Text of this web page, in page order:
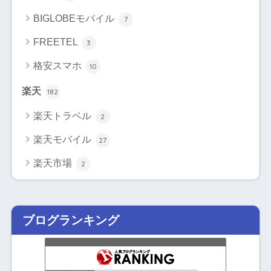
BIGLOBEモバイル 7
FREETEL 3
格安スマホ 10
楽天 182
楽天トラベル 2
楽天モバイル 27
楽天市場 2
ブログランキング